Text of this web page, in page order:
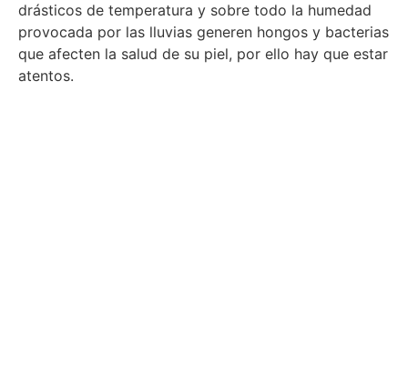
drásticos de temperatura y sobre todo la humedad
provocada por las lluvias generen hongos y bacterias
que afecten la salud de su piel, por ello hay que estar
atentos.